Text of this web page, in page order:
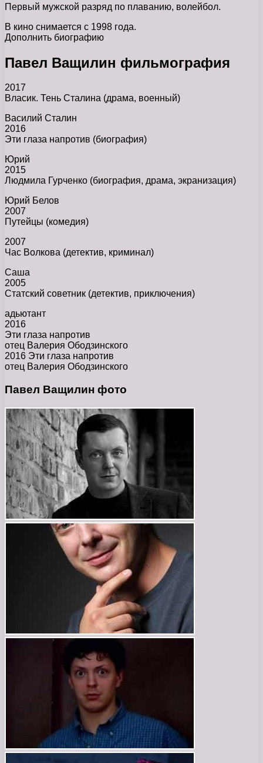
Первый мужской разряд по плаванию, волейбол.
В кино снимается с 1998 года.
Дополнить биографию
Павел Ващилин фильмография
2017
Власик. Тень Сталина (драма, военный)
Василий Сталин
2016
Эти глаза напротив (биография)
Юрий
2015
Людмила Гурченко (биография, драма, экранизация)
Юрий Белов
2007
Путейцы (комедия)
2007
Час Волкова (детектив, криминал)
Саша
2005
Статский советник (детектив, приключения)
адьютант
2016
Эти глаза напротив
отец Валерия Ободзинского
2016 Эти глаза напротив
отец Валерия Ободзинского
Павел Ващилин фото